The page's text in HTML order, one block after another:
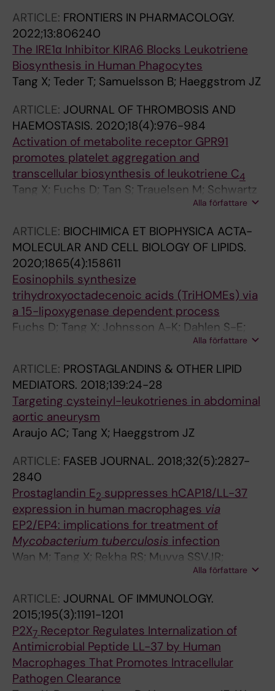
ARTICLE: FRONTIERS IN PHARMACOLOGY.
2022;13:806240
The IRE1α Inhibitor KIRA6 Blocks Leukotriene
Biosynthesis in Human Phagocytes
Tang X; Teder T; Samuelsson B; Haeggstrom JZ
ARTICLE: JOURNAL OF THROMBOSIS AND
HAEMOSTASIS. 2020;18(4):976-984
Activation of metabolite receptor GPR91
promotes platelet aggregation and
transcellular biosynthesis of leukotriene C4
Tang X; Fuchs D; Tan S; Trauelsen M; Schwartz
TW; Wheelock CE; Li N; Haeggstrom JZAlla författare
ARTICLE: BIOCHIMICA ET BIOPHYSICA ACTA-
MOLECULAR AND CELL BIOLOGY OF LIPIDS.
2020;1865(4):158611
Eosinophils synthesize
trihydroxyoctadecenoic acids (TriHOMEs) via
a 15-lipoxygenase dependent process
Fuchs D; Tang X; Johnsson A-K; Dahlen S-E;
Alla författare
ARTICLE: PROSTAGLANDINS & OTHER LIPID
MEDIATORS. 2018;139:24-28
Targeting cysteinyl-leukotrienes in abdominal
aortic aneurysm
Araujo AC; Tang X; Haeggstrom JZ
ARTICLE: FASEB JOURNAL. 2018;32(5):2827-
2840
Prostaglandin E2 suppresses hCAP18/LL-37
expression in human macrophages via
EP2/EP4: implications for treatment of
Mycobacterium tuberculosis infection
Wan M; Tang X; Rekha RS; Muvva SSVJR;
Brighenti S; Agerberth B; Haeggstrom JZ
Alla författare
ARTICLE: JOURNAL OF IMMUNOLOGY.
2015;195(3):1191-1201
P2X7 Receptor Regulates Internalization of
Antimicrobial Peptide LL-37 by Human
Macrophages That Promotes Intracellular
Pathogen Clearance